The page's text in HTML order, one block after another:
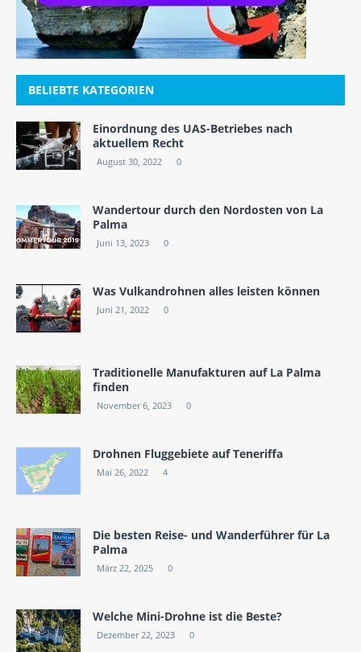
BELIEBTE KATEGORIEN
Einordnung des UAS-Betriebes nach
aktuellem Recht
August 30, 2022 0
Wandertour durch den Nordosten von La
Palma
Juni 13, 2023 0
Was Vulkandrohnen alles leisten können
Juni 21, 2022 0
Traditionelle Manufakturen auf La Palma
finden
November 6, 2023 0
Drohnen Fluggebiete auf Teneriffa
Mai 26, 2022 4
Die besten Reise- und Wanderführer für La
Palma
März 22, 2025 0
Welche Mini-Drohne ist die Beste?
Dezember 22, 2023 0